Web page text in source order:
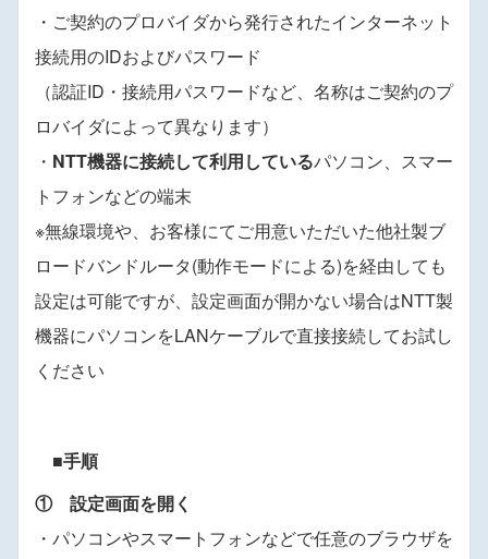
・ご契約のプロバイダから発行されたインターネット
接続用のIDおよびパスワード
（認証ID・接続用パスワードなど、名称はご契約のプ
ロバイダによって異なります）
・ NTT機器に接続して利用しているパソコン、スマー
トフォンなどの端末
※無線環境や、お客様にてご用意いただいた他社製ブ
ロードバンドルータ(動作モードによる)を経由しても
設定は可能ですが、設定画面が開かない場合はNTT製
機器にパソコンをLANケーブルで直接接続してお試し
ください
■手順
① 設定画面を開く
・パソコンやスマートフォンなどで任意のブラウザを